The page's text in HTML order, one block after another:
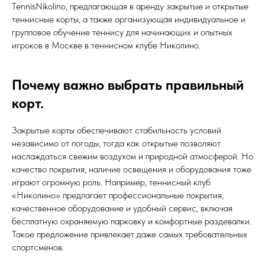
TennisNikolino, предлагающая в аренду закрытые и открытые
теннисные корты, а также организующая индивидуальное и
групповое обучение теннису для начинающих и опытных
игроков в Москве в теннисном клубе Николино.
Почему важно выбрать правильный
корт.
Закрытые корты обеспечивают стабильность условий
независимо от погоды, тогда как открытые позволяют
наслаждаться свежим воздухом и природной атмосферой. Но
качество покрытия, наличие освещения и оборудования тоже
играют огромную роль. Например, теннисный клуб
«Николино» предлагает профессиональные покрытия,
качественное оборудование и удобный сервис, включая
бесплатную охраняемую парковку и комфортные раздевалки.
Такое предложение привлекает даже самых требовательных
спортсменов.